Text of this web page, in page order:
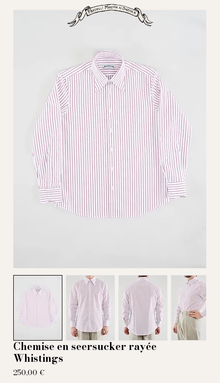
Chemise en seersucker rayée
Whistings
250,00 €